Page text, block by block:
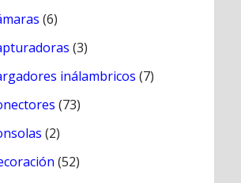
(6)
(3)
inálambricos (7)
(73)
(2)
(52)